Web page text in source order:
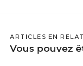
ARTICLES EN
Vous pouvez